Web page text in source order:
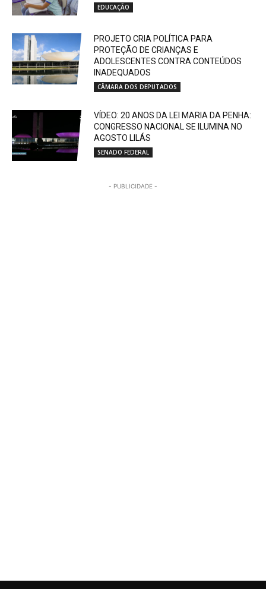
EDUCAÇÃO
PROJETO CRIA POLÍTICA PARA
PROTEÇÃO DE CRIANÇAS E
ADOLESCENTES CONTRA CONTEÚDOS
INADEQUADOS
CÂMARA DOS DEPUTADOS
VÍDEO: 20 ANOS DA LEI MARIA DA PENHA:
CONGRESSO NACIONAL SE ILUMINA NO
AGOSTO LILÁS
SENADO FEDERAL
- PUBLICIDADE -